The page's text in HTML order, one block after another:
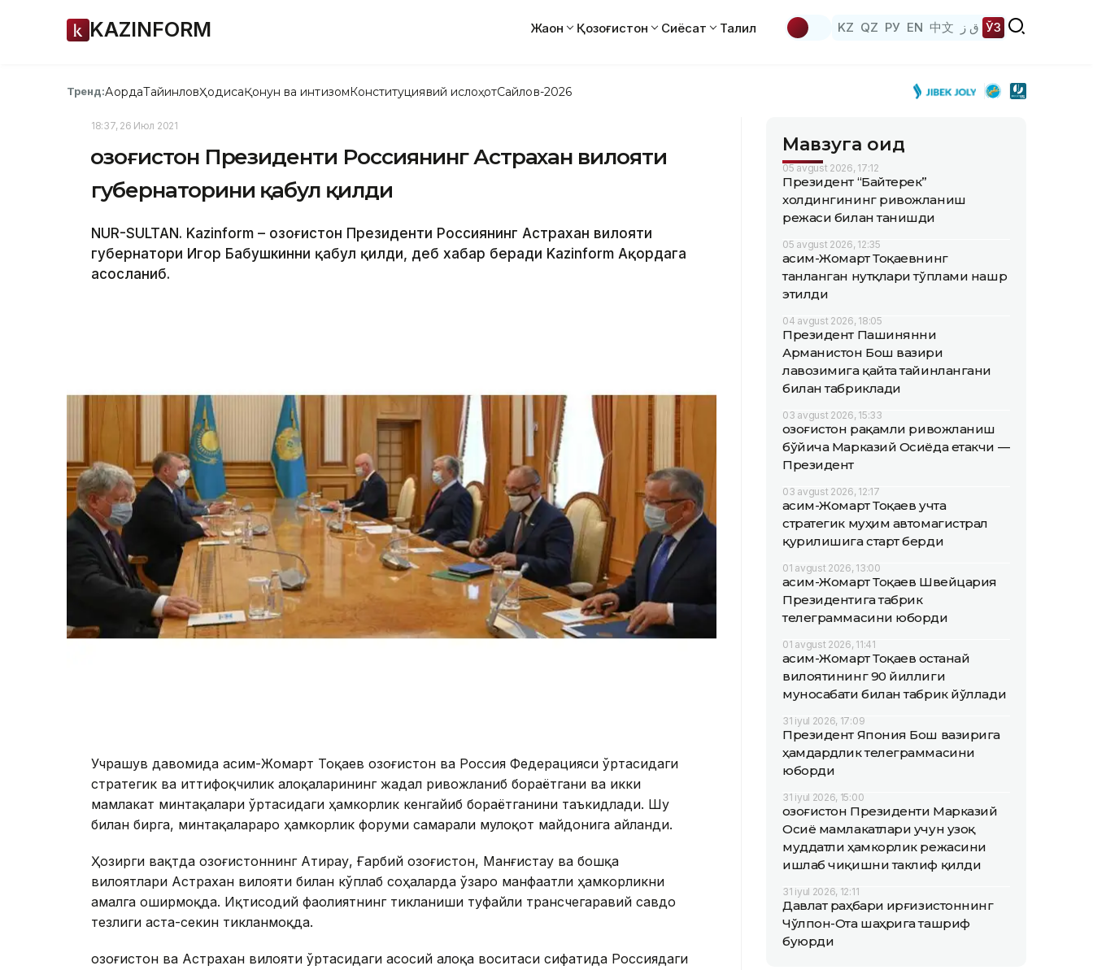
KAZINFORM Жаҳон Қозоғистон Сиёсат Таҳлил KZ QZ РУ EN 中文 ق ز ЎЗ
Тренд:АқордаТайинловҲодисаҚонун ва интизомКонституциявий ислоҳотСайлов-2026
18:37, 26 Июл 2021
Қозоғистон Президенти Россиянинг Астрахан вилояти
губернаторини қабул қилди
NUR-SULTAN. Kazinform – Қозоғистон Президенти Россиянинг Астрахан вилояти
губернатори Игор Бабушкинни қабул қилди, деб хабар беради Kazinform Ақордага
асосланиб.
Учрашув давомида Қасим-Жомарт Тоқаев Қозоғистон ва Россия Федерацияси ўртасидаги
стратегик ва иттифоқчилик алоқаларининг жадал ривожланиб бораётгани ва икки
мамлакат минтақалари ўртасидаги ҳамкорлик кенгайиб бораётганини таъкидлади. Шу
билан бирга, минтақалараро ҳамкорлик форуми самарали мулоқот майдонига айланди.
Ҳозирги вақтда Қозоғистоннинг Атирау, Ғарбий Қозоғистон, Манғистау ва бошқа
вилоятлари Астрахан вилояти билан кўплаб соҳаларда ўзаро манфаатли ҳамкорликни
амалга оширмоқда. Иқтисодий фаолиятнинг тикланиши туфайли трансчегаравий савдо
тезлиги аста-секин тикланмоқда.
Қозоғистон ва Астрахан вилояти ўртасидаги асосий алоқа воситаси сифатида Россиядаги
Мавзуга оид
05 avgust 2026, 17:12
Президент “Байтерек”
холдингининг ривожланиш
режаси билан танишди
05 avgust 2026, 12:35
Қасим-Жомарт Тоқаевнинг
танланган нутқлари тўплами нашр
этилди
04 avgust 2026, 18:05
Президент Пашинянни
Арманистон Бош вазири
лавозимига қайта тайинлангани
билан табриклади
03 avgust 2026, 15:33
Қозоғистон рақамли ривожланиш
бўйича Марказий Осиёда етакчи —
Президент
03 avgust 2026, 12:17
Қасим-Жомарт Тоқаев учта
стратегик муҳим автомагистрал
қурилишига старт берди
01 avgust 2026, 13:00
Қасим-Жомарт Тоқаев Швейцария
Президентига табрик
телеграммасини юборди
01 avgust 2026, 11:41
Қасим-Жомарт Тоқаев Қостанай
вилоятининг 90 йиллиги
муносабати билан табрик йўллади
31 iyul 2026, 17:09
Президент Япония Бош вазирига
ҳамдардлик телеграммасини
юборди
31 iyul 2026, 15:00
Қозоғистон Президенти Марказий
Осиё мамлакатлари учун узоқ
муддатли ҳамкорлик режасини
ишлаб чиқишни таклиф қилди
31 iyul 2026, 12:11
Давлат раҳбари Қирғизистоннинг
Чўлпон-Ота шаҳрига ташриф
буюрди